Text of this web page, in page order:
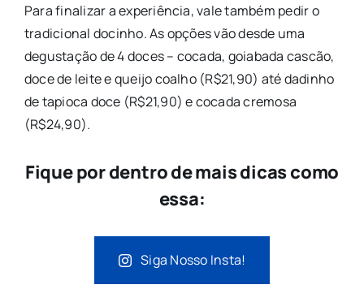
Para finalizar a experiência, vale também pedir o
tradicional docinho. As opções vão desde uma
degustação de 4 doces – cocada, goiabada cascão,
doce de leite e queijo coalho (R$21,90) até dadinho
de tapioca doce (R$21,90) e cocada cremosa
(R$24,90).
Fique por dentro de mais dicas como
essa:
Siga Nosso Insta!